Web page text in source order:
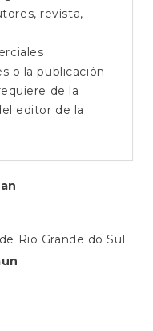
revista,
o la publicación
de la
editor de la
Rio Grande do Sul